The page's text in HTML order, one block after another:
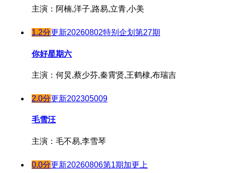
20231013
20231014
20231016
20231017
20231019
20231021
20231022
20231025
20230912
20230913
180207期
180208期
180210期
180211期
180214期
180215期
180125期
180127期
180128期
180131期
180201期
180204期
180205期
主演：阿楠,洋子,路易,立青,小美
1.2分更新20260802特别企划第27期
你好星期六
主演：何炅,蔡少芬,秦霄贤,王鹤棣,布瑞吉
2.0分更新202305009
毛雪汪
主演：毛不易,李雪琴
0.0分更新20260806第1期加更上